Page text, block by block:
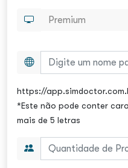
https://
*Este não pode conter
mais de 5 letras